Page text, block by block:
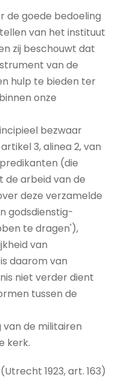
de goede bedoeling
van het instituut
zij beschouwt dat
van de
hulp te bieden ter
onze
bezwaar
3, alinea 2, van
(die
de arbeid van de
deze verzamelde
godsdienstig-
te dragen'),
van
daarom van
niet verder dient
tussen de
de militairen
kerk.
(Utrecht 1923, art. 163)